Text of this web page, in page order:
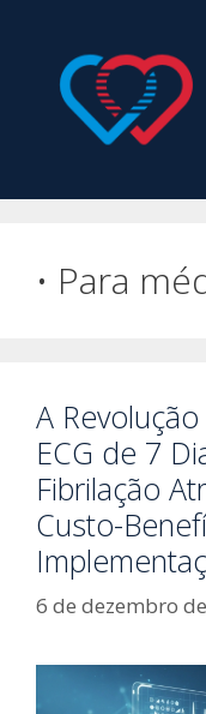
conteúdo
• Para
A
ECG de 7
Fibrilação
Custo-
6 de dezembro